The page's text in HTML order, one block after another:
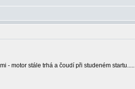
- motor stále trhá a čoudí při studeném startu.....